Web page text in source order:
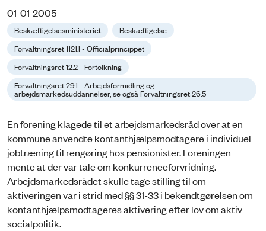
01-01-2005
Beskæftigelsesministeriet
Beskæftigelse
Forvaltningsret 1121.1 - Officialprincippet
Forvaltningsret 12.2 - Fortolkning
Forvaltningsret 29.1 - Arbejdsformidling og
arbejdsmarkedsuddannelser, se også Forvaltningsret 26.5
En forening klagede til et arbejdsmarkedsråd over at en
kommune anvendte kontanthjælpsmodtagere i individuel
jobtræning til rengøring hos pensionister. Foreningen
mente at der var tale om konkurrenceforvridning.
Arbejdsmarkedsrådet skulle tage stilling til om
aktiveringen var i strid med §§ 31-33 i bekendtgørelsen om
kontanthjælpsmodtageres aktivering efter lov om aktiv
socialpolitik.